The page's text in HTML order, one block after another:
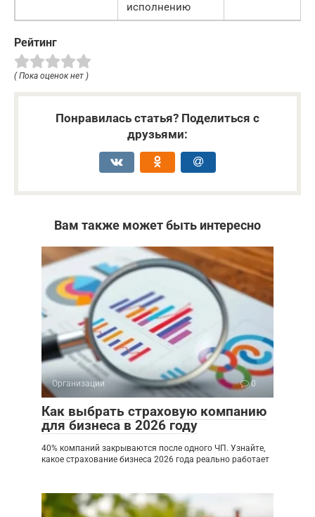
исполнению
Рейтинг
( Пока оценок нет )
Понравилась статья? Поделиться с
друзьями:
Вам также может быть интересно
Организации 0
Как выбрать страховую компанию
для бизнеса в 2026 году
40% компаний закрываются после одного ЧП. Узнайте,
какое страхование бизнеса 2026 года реально работает